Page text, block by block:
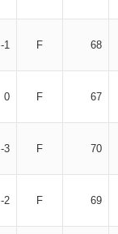
-1 F 68
0 F 67
-3 F 70
-2 F 69